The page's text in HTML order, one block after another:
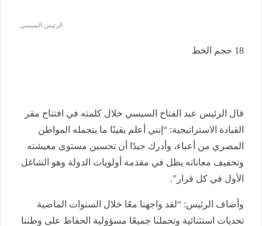
الرئيس السيسي
18 حجم الخط
قال الرئيس عبد الفتاح السيسي خلال كلمته في افتتاح مقر
القيادة الاستراتيجية: “إنني أعلم يقينًا ما يتحمله المواطن
المصري من أعباء، وأدرك جيدًا أن تحسين مستوى معيشته
وتخفيف معاناته يظل في مقدمة أولويات الدولة وهو الشاغل
الأول في كل قرار”.
وأضاف الرئيس: “لقد واجهنا معًا خلال السنوات الماضية
تحديات استثنائية وتحملنا جميعًا مسؤولية الحفاظ على وطننا